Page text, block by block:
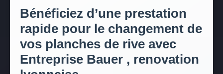
Bénéficiez d’une prestation
rapide pour le changement de
vos planches de rive avec
Entreprise Bauer , renovation